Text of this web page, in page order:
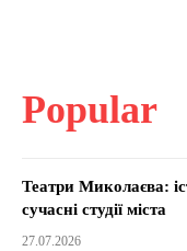
Popular
Театри Миколаєва:
сучасні студії міста
27.07.2026